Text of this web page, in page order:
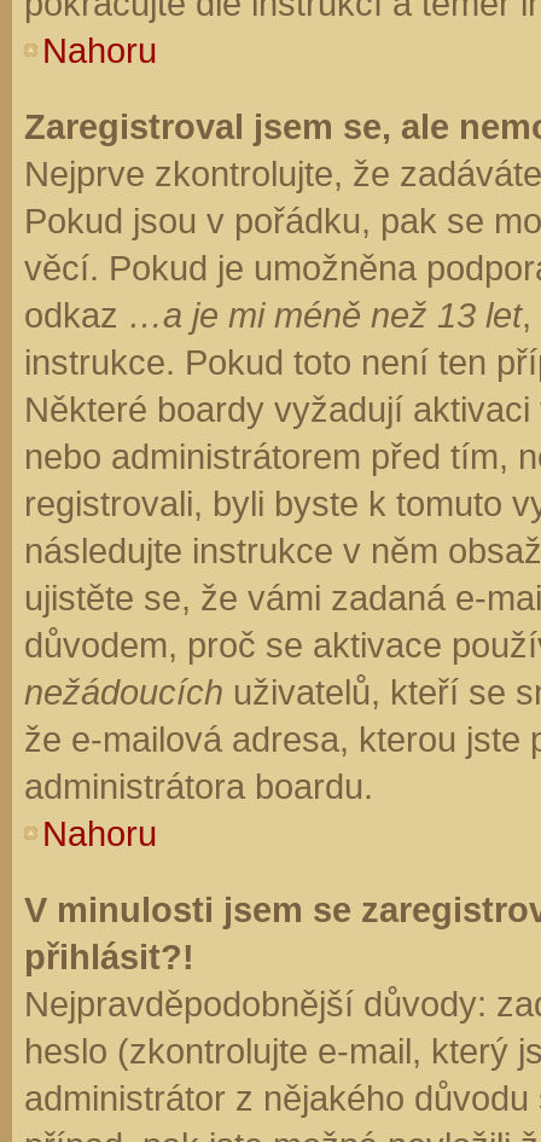
Nahoru
Zaregistroval jsem se, ale
Nejprve zkontrolujte, že
Pokud jsou v pořádku, pak se
věcí. Pokud je umožněna
odkaz …a je mi méně než 13 let,
instrukce. Pokud toto není ten
Některé boardy vyžadují
nebo administrátorem před tím,
registrovali, byli byste k tomuto
následujte instrukce v něm
ujistěte se, že vámi zadaná e-
důvodem, proč se aktivace
nežádoucích uživatelů, kteří se
že e-mailová adresa, kterou jste
administrátora boardu.
Nahoru
V minulosti jsem se
přihlásit?!
Nejpravděpodobnější důvody:
heslo (zkontrolujte e-mail, který
administrátor z nějakého